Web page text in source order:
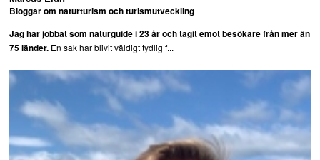
Bloggar om naturturism och turismutveckling
Jag har jobbat som naturguide i 23 år och tagit emot besökare från mer än
75 länder.En sak har blivit väldigt tydlig f...